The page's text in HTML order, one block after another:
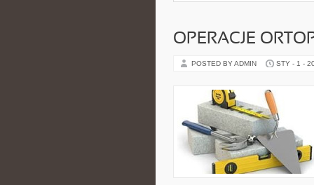
OPERACJE
POSTED BY ADMIN STY - 1 -